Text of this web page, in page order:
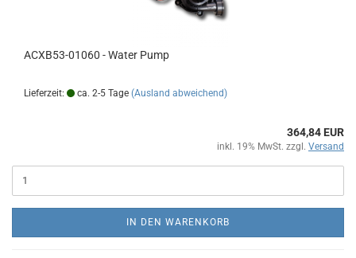
ACXB53-01060 - Water Pump
Lieferzeit: ca. 2-5 Tage (Ausland abweichend)
364,84 EUR
inkl. 19% MwSt. zzgl. Versand
IN DEN WARENKORB